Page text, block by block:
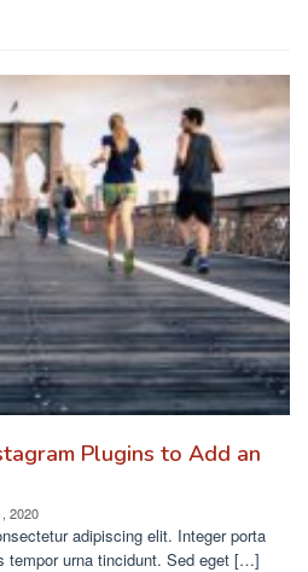
Plugins to Add an
2020
adipiscing elit. Integer porta
tempor urna tincidunt. Sed eget […]